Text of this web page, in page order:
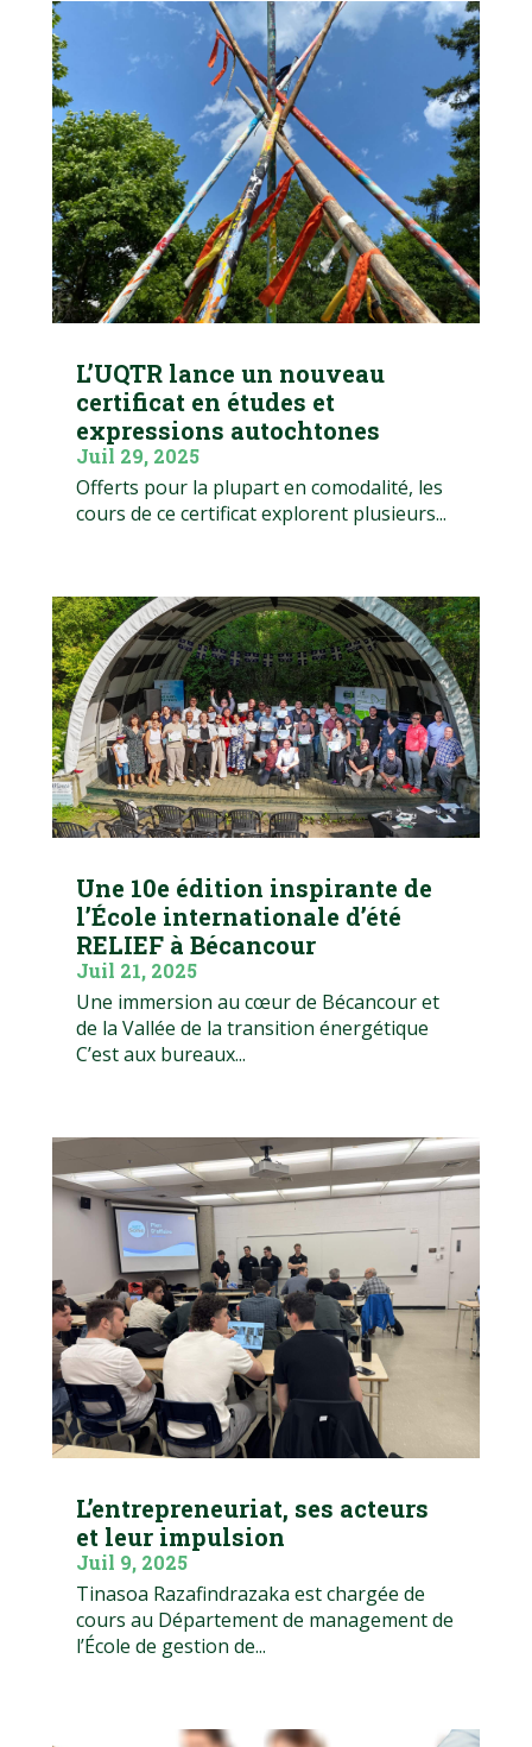
L’UQTR lance un nouveau
certificat en études et
expressions autochtones
Juil 29, 2025
Offerts pour la plupart en comodalité, les
cours de ce certificat explorent plusieurs...
Une 10e édition inspirante de
l’École internationale d’été
RELIEF à Bécancour
Juil 21, 2025
Une immersion au cœur de Bécancour et
de la Vallée de la transition énergétique
C’est aux bureaux...
L’entrepreneuriat, ses acteurs
et leur impulsion
Juil 9, 2025
Tinasoa Razafindrazaka est chargée de
cours au Département de management de
l’École de gestion de...